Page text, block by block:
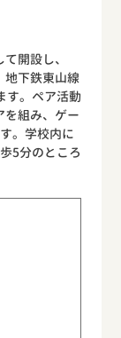
開設し、
地下鉄東山線
す。ペア活動
を組み、ゲー
。学校内に
5分のところ